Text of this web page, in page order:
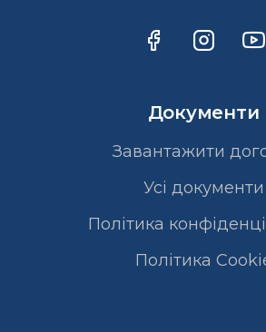
Документи
Завантажити
Усі документи
Політика
Полiтика